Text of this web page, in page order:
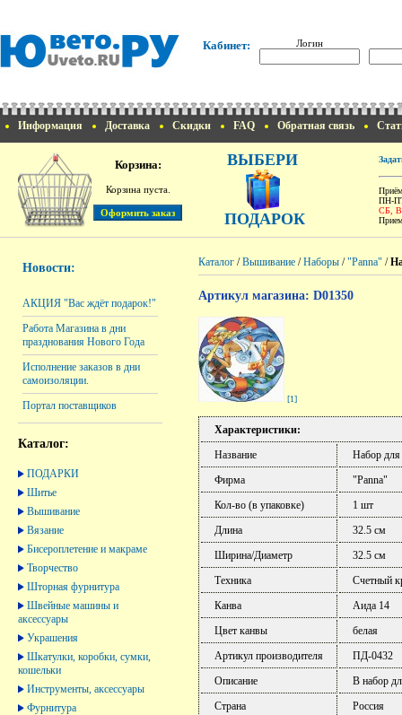
Кабинет: Логин
Информация Доставка Скидки FAQ Обратная связь
Корзина:
Корзина пуста.
ВЫБЕРИ
ПОДАРОК
ПН-
СБ,
Новости:
АКЦИЯ "Вас ждёт подарок!"
Работа Магазина в дни
празднования Нового Года
Исполнение заказов в дни
самоизоляции.
Портал поставщиков
Каталог:
ПОДАРКИ
Шитье
Вышивание
Вязание
Бисероплетение и макраме
Творчество
Шторная фурнитура
Швейные машины и
аксессуары
Украшения
Шкатулки, коробки, сумки,
кошельки
Инструменты, аксессуары
Фурнитура
Каталог /Вышивание /Наборы /"Panna" /
Артикул магазина: D01350
[1]
Характеристики:
Название
Набор
Фирма
"Panna"
Кол-во (в упаковке)
1 шт
Длина
32.5 см
Ширина/Диаметр
32.5 см
Техника
Счетный
Канва
Аида 14
Цвет канвы
белая
Артикул производителя
ПД-0432
Описание
В набор
Страна
Россия